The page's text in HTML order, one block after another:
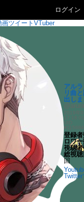
ログイン
画ツイート VTuber
アル
リ曲
出し
2019年
UID
登録
ロワ
視聴
総視
回